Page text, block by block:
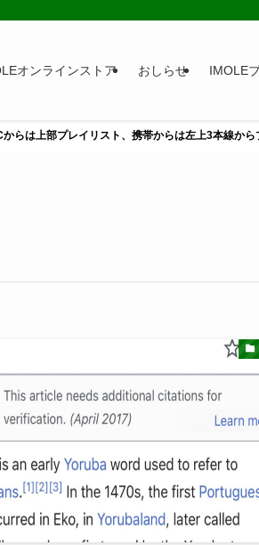
オンラインストア おしらせ IMOLE
らは上部プレイリスト、携帯からは左上3本線から